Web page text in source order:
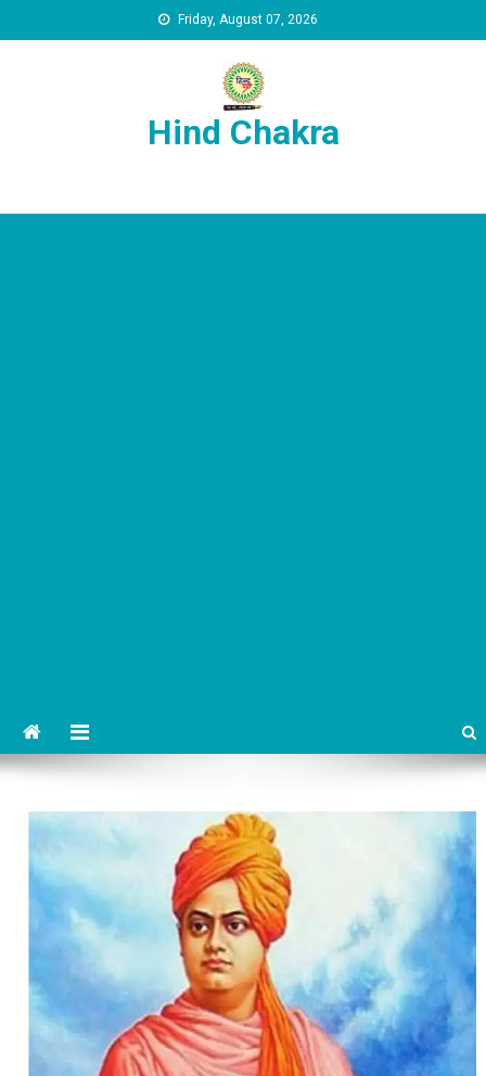
Friday, August 07, 2026
Hind Chakra